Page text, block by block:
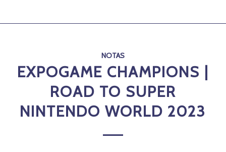
NOTAS
EXPOGAME CHAMPIONS |
ROAD TO SUPER
NINTENDO WORLD 2023